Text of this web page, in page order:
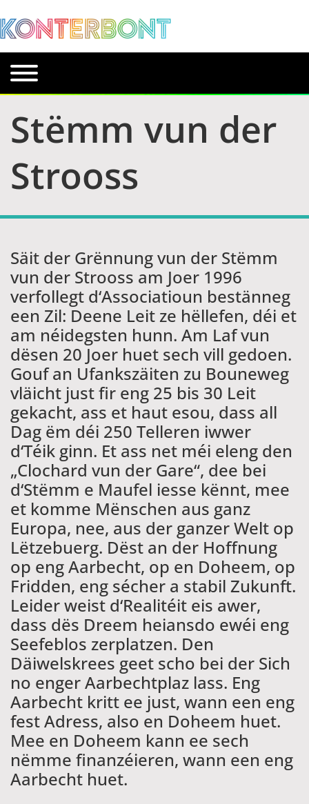
Stëmm vun der
Strooss
Säit der Grënnung vun der Stëmm
vun der Strooss am Joer 1996
verfollegt d‘Associatioun bestänneg
een Zil: Deene Leit ze hëllefen, déi et
am néidegsten hunn. Am Laf vun
dësen 20 Joer huet sech vill gedoen.
Gouf an Ufankszäiten zu Bouneweg
vläicht just fir eng 25 bis 30 Leit
gekacht, ass et haut esou, dass all
Dag ëm déi 250 Telleren iwwer
d‘Téik ginn. Et ass net méi eleng den
„Clochard vun der Gare“, dee bei
d‘Stëmm e Maufel iesse kënnt, mee
et komme Mënschen aus ganz
Europa, nee, aus der ganzer Welt op
Lëtzebuerg. Dëst an der Hoffnung
op eng Aarbecht, op en Doheem, op
Fridden, eng sécher a stabil Zukunft.
Leider weist d‘Realitéit eis awer,
dass dës Dreem heiansdo ewéi eng
Seefeblos zerplatzen. Den
Däiwelskrees geet scho bei der Sich
no enger Aarbechtplaz lass. Eng
Aarbecht kritt ee just, wann een eng
fest Adress, also en Doheem huet.
Mee en Doheem kann ee sech
nëmme finanzéieren, wann een eng
Aarbecht huet.